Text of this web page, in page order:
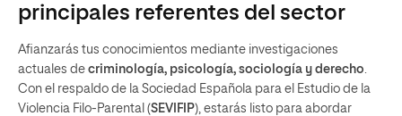
principales referentes del sector
Afianzarás tus conocimientos mediante investigaciones
actuales de criminología, psicología, sociología y derecho.
Con el respaldo de la Sociedad Española para el Estudio de la
Violencia Filo-Parental (SEVIFIP), estarás listo para abordar